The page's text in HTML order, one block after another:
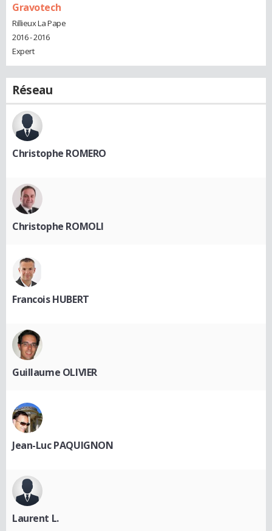
Gravotech
Rillieux La Pape
2016 - 2016
Expert
Réseau
Christophe ROMERO
Christophe ROMOLI
Francois HUBERT
Guillaume OLIVIER
Jean-Luc PAQUIGNON
Laurent L.